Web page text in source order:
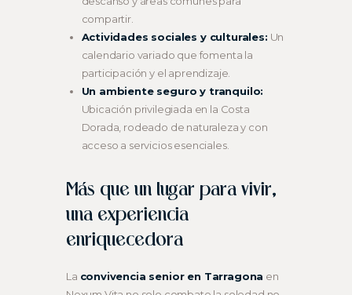
compartir.
Actividades sociales y culturales: Un
calendario variado que fomenta la
participación y el aprendizaje.
Un ambiente seguro y tranquilo:
Ubicación privilegiada en la Costa
Dorada, rodeado de naturaleza y con
acceso a servicios esenciales.
Más que un lugar para vivir,
una experiencia
enriquecedora
La convivencia senior en Tarragona en